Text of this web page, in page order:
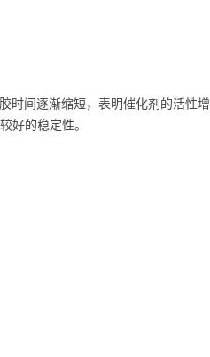
时间逐渐缩短，表明催化剂的活性增
好的稳定性。